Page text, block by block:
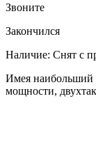
Звоните
Закончился
Наличие: Снят с
Имея наибольший
мощности,